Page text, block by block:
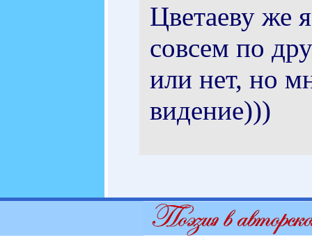
Цветаеву же
совсем по
или нет, но
видение)))